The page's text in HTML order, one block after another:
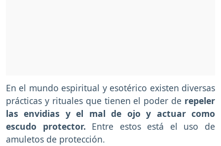
En el mundo espiritual y esotérico existen diversas
prácticas y rituales que tienen el poder de repeler
las envidias y el mal de ojo y actuar como
escudo protector. Entre estos está el uso de
amuletos de protección.